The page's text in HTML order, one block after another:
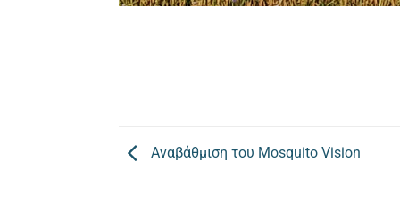
Αναβάθμιση του Mosquito Vision